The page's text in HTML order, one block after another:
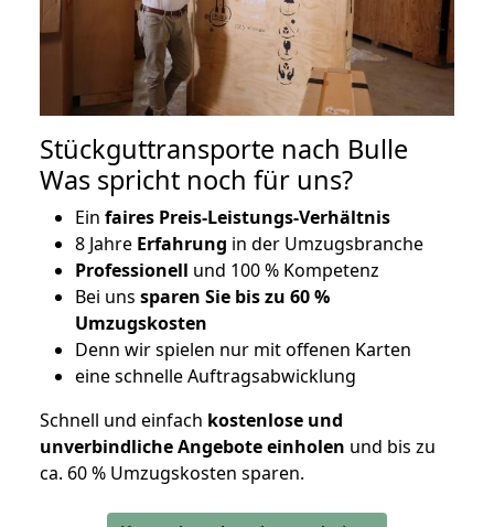
Stückguttransporte nach Bulle
Was spricht noch für uns?
Ein faires Preis-Leistungs-Verhältnis
8 Jahre Erfahrung in der Umzugsbranche
Professionell und 100 % Kompetenz
Bei uns sparen Sie bis zu 60 %
Umzugskosten
Denn wir spielen nur mit offenen Karten
eine schnelle Auftragsabwicklung
Schnell und einfach kostenlose und
unverbindliche Angebote einholen und bis zu
ca. 60 % Umzugskosten sparen.